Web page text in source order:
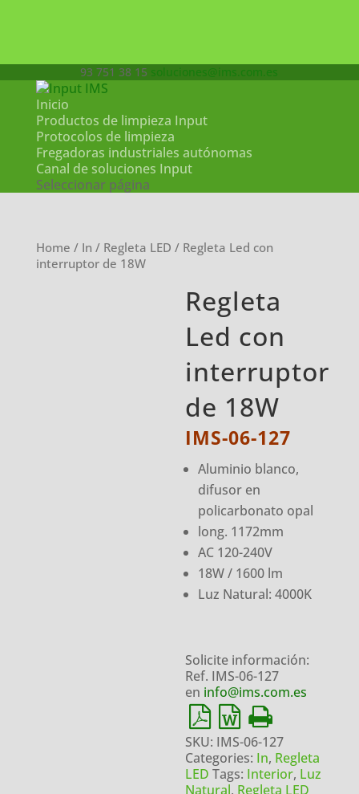
93 751 38 15 soluciones@ims.com.es
Inicio
Productos de limpieza Input
Protocolos de limpieza
Fregadoras industriales autónomas
Canal de soluciones Input
Seleccionar página
Home / In / Regleta LED / Regleta Led con
interruptor de 18W
Regleta
Led con
interruptor
de 18W
IMS-06-127
Aluminio blanco,
difusor en
policarbonato opal
long. 1172mm
AC 120-240V
18W / 1600 lm
Luz Natural: 4000K
Solicite información:
Ref. IMS-06-127
en info@ims.com.es
SKU: IMS-06-127
Categories: In, Regleta
LED Tags: Interior, Luz
Natural, Regleta LED